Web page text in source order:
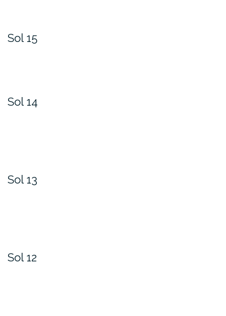
Sol 15
Sol 14
Sol 13
Sol 12